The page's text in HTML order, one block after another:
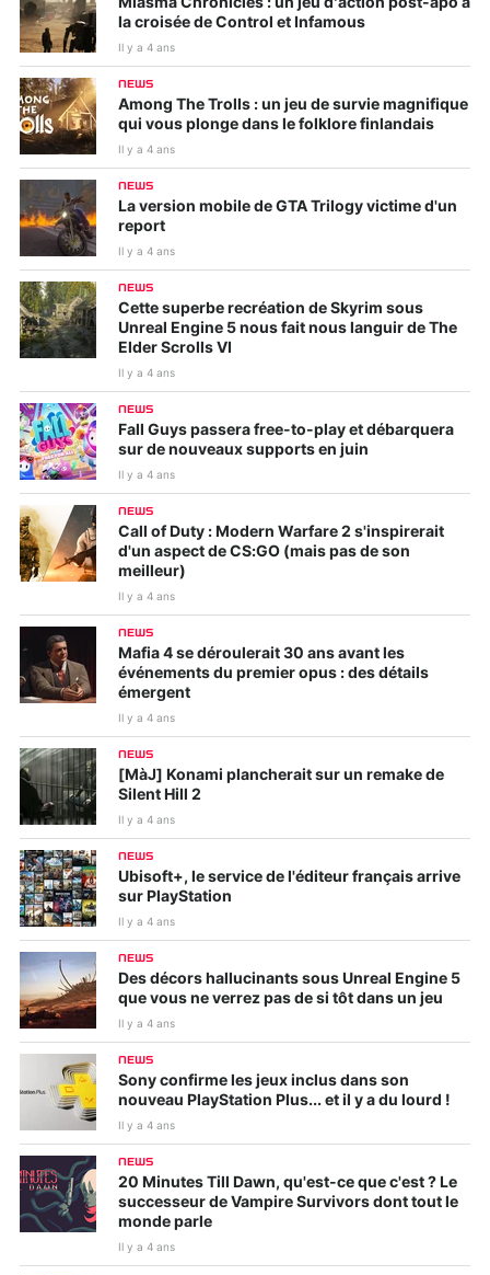
la croisée de Control et Infamous
Il y a 4 ans
NEWS
Among The Trolls : un jeu de survie magnifique
qui vous plonge dans le folklore finlandais
Il y a 4 ans
NEWS
La version mobile de GTA Trilogy victime d'un
report
Il y a 4 ans
NEWS
Cette superbe recréation de Skyrim sous
Unreal Engine 5 nous fait nous languir de The
Elder Scrolls VI
Il y a 4 ans
NEWS
Fall Guys passera free-to-play et débarquera
sur de nouveaux supports en juin
Il y a 4 ans
NEWS
Call of Duty : Modern Warfare 2 s'inspirerait
d'un aspect de CS:GO (mais pas de son
meilleur)
Il y a 4 ans
NEWS
Mafia 4 se déroulerait 30 ans avant les
événements du premier opus : des détails
émergent
Il y a 4 ans
NEWS
[MàJ] Konami plancherait sur un remake de
Silent Hill 2
Il y a 4 ans
NEWS
Ubisoft+, le service de l'éditeur français arrive
sur PlayStation
Il y a 4 ans
NEWS
Des décors hallucinants sous Unreal Engine 5
que vous ne verrez pas de si tôt dans un jeu
Il y a 4 ans
NEWS
Sony confirme les jeux inclus dans son
nouveau PlayStation Plus... et il y a du lourd !
Il y a 4 ans
NEWS
20 Minutes Till Dawn, qu'est-ce que c'est ? Le
successeur de Vampire Survivors dont tout le
monde parle
Il y a 4 ans